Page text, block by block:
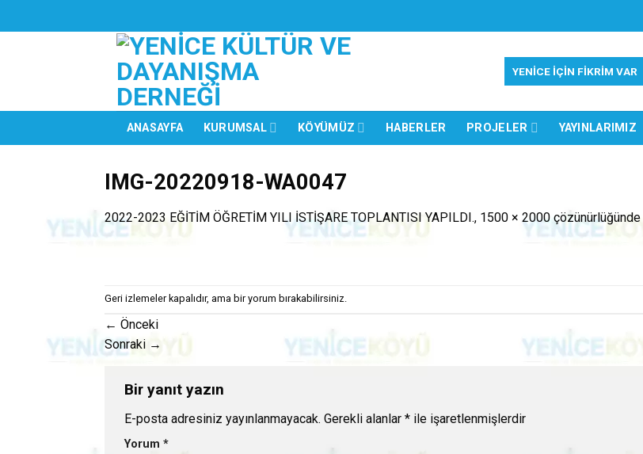
to
YENİCE İÇİN FİKRİM VAR
ANASAYFA KURUMSAL KÖYÜMÜZ HABERLER PROJELER YAYINLARIMIZ
IMG-20220918-WA0047
2022-2023 EĞİTİM ÖĞRETİM YILI İSTİŞARE TOPLANTISI YAPILDI., 1500 × 2000 çözünürlüğünde
Geri izlemeler kapalıdır, ama bir yorum bırakabilirsiniz.
← Önceki
Sonraki →
Bir yanıt yazın
E-posta adresiniz yayınlanmayacak. Gerekli alanlar * ile işaretlenmişlerdir
Yorum *